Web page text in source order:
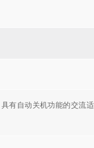
具有自动关机功能的交流